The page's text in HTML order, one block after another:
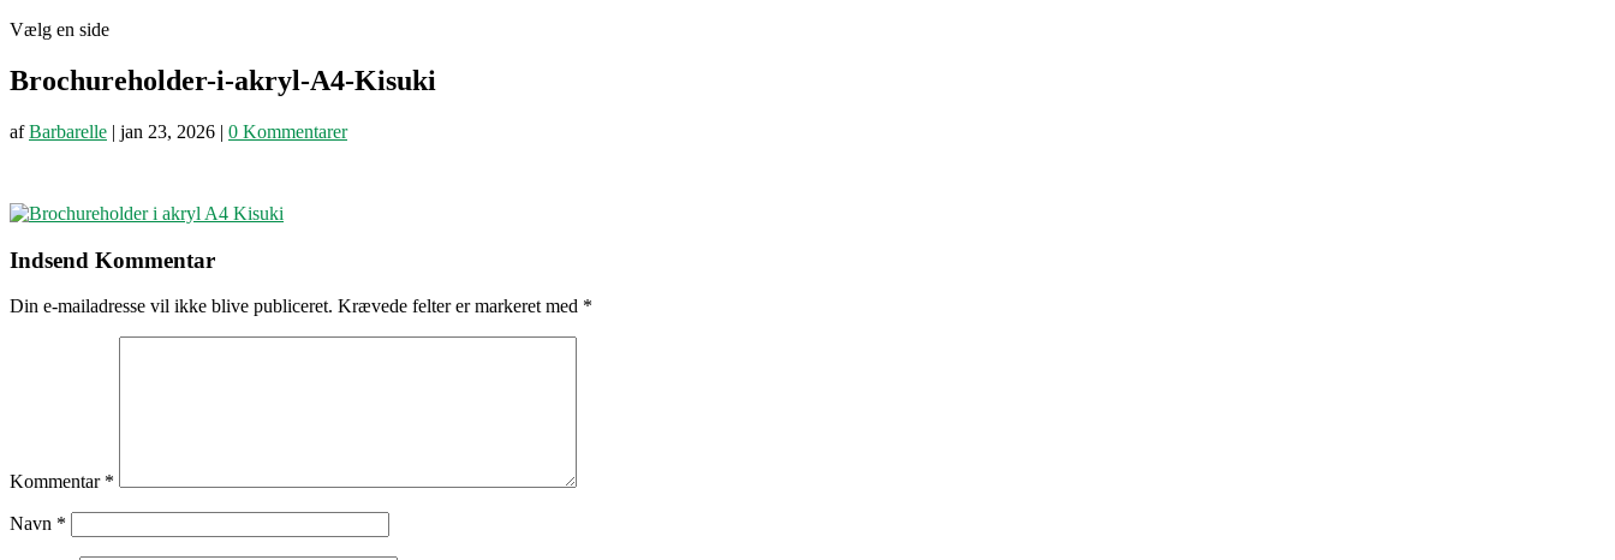
Vælg en side
Brochureholder-i-akryl-A4-Kisuki
afBarbarelle | jan 23, 2026 | 0 Kommentarer
Indsend Kommentar
Din e-mailadresse vil ikke blive publiceret. Krævede felter er markeret med *
Kommentar *
Navn *